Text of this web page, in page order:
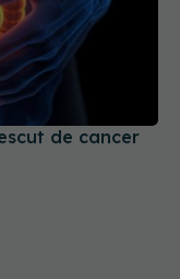
de cancer